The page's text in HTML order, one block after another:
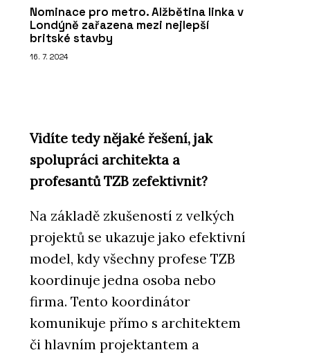
Nominace pro metro. Alžbětina linka v
Londýně zařazena mezi nejlepší
britské stavby
16. 7. 2024
Vidíte tedy nějaké řešení, jak
spolupráci architekta a
profesantů TZB zefektivnit?
Na základě zkušeností z velkých
projektů se ukazuje jako efektivní
model, kdy všechny profese TZB
koordinuje jedna osoba nebo
firma. Tento koordinátor
komunikuje přímo s architektem
či hlavním projektantem a